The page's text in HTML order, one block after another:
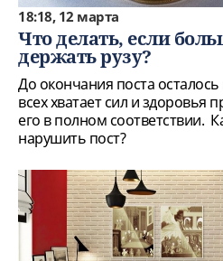
18:18, 12 марта
Что делать, если
держать рузу?
До окончания поста
всех хватает сил и здоровья
его в полном соответствии.
нарушить пост?